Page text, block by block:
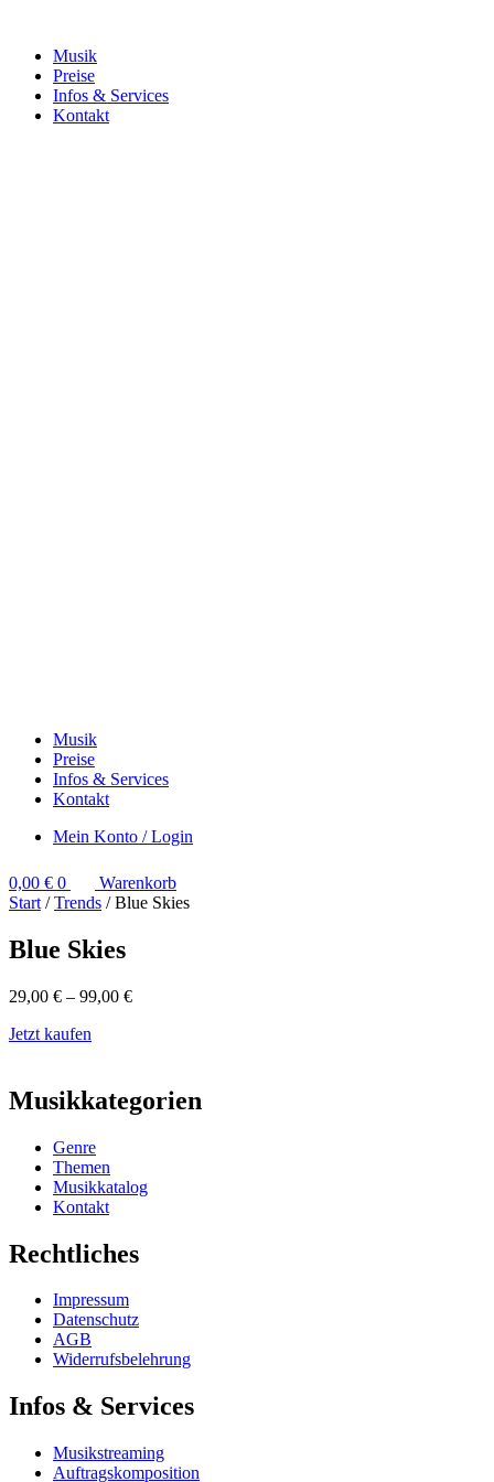
Musik
Preise
Infos & Services
Kontakt
Musik
Preise
Infos & Services
Kontakt
Mein Konto / Login
0,00 € 0
Warenkorb
Start /Trends / Blue Skies
Blue Skies
29,00 € – 99,00 €
Jetzt kaufen
Musikkategorien
Genre
Themen
Musikkatalog
Kontakt
Rechtliches
Impressum
Datenschutz
AGB
Widerrufsbelehrung
Infos & Services
Musikstreaming
Auftragskomposition